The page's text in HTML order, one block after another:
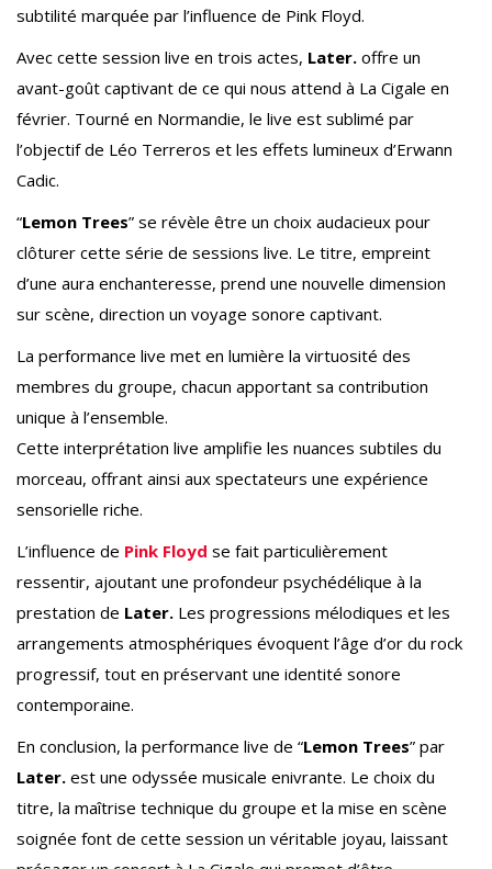
subtilité marquée par l’influence de Pink Floyd.
Avec cette session live en trois actes, Later. offre un
avant-goût captivant de ce qui nous attend à La Cigale en
février. Tourné en Normandie, le live est sublimé par
l’objectif de Léo Terreros et les effets lumineux d’Erwann
Cadic.
“Lemon Trees” se révèle être un choix audacieux pour
clôturer cette série de sessions live. Le titre, empreint
d’une aura enchanteresse, prend une nouvelle dimension
sur scène, direction un voyage sonore captivant.
La performance live met en lumière la virtuosité des
membres du groupe, chacun apportant sa contribution
unique à l’ensemble.
Cette interprétation live amplifie les nuances subtiles du
morceau, offrant ainsi aux spectateurs une expérience
sensorielle riche.
L’influence de Pink Floyd se fait particulièrement
ressentir, ajoutant une profondeur psychédélique à la
prestation de Later. Les progressions mélodiques et les
arrangements atmosphériques évoquent l’âge d’or du rock
progressif, tout en préservant une identité sonore
contemporaine.
En conclusion, la performance live de “Lemon Trees” par
Later. est une odyssée musicale enivrante. Le choix du
titre, la maîtrise technique du groupe et la mise en scène
soignée font de cette session un véritable joyau, laissant